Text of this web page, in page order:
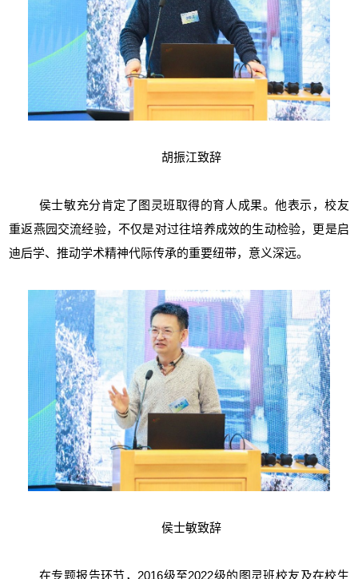
胡振江致辞
侯士敏充分肯定了图灵班取得的育人成果。他表示，校友
重返燕园交流经验，不仅是对过往培养成效的生动检验，更是启
迪后学、推动学术精神代际传承的重要纽带，意义深远。
侯士敏致辞
在专题报告环节，2016级至2022级的图灵班校友及在校生